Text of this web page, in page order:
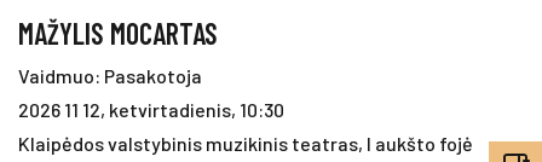
MAŽYLIS MOCARTAS
Vaidmuo: Pasakotoja
2026 11 12, ketvirtadienis, 10:30
Klaipėdos valstybinis muzikinis teatras, I aukšto fojė